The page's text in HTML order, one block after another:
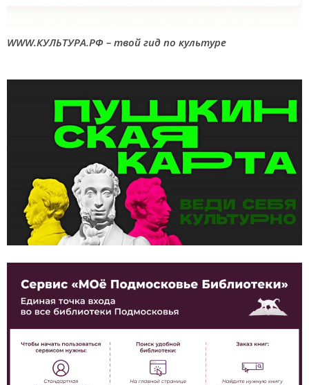
WWW.КУЛЬТУРА.РФ – твой гид по культуре